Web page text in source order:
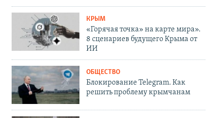
КРЫМ
«Горячая точка» на карте мира».
8 сценариев будущего Крыма от
ИИ
ОБЩЕСТВО
Блокирование Telegram. Как
решить проблему крымчанам